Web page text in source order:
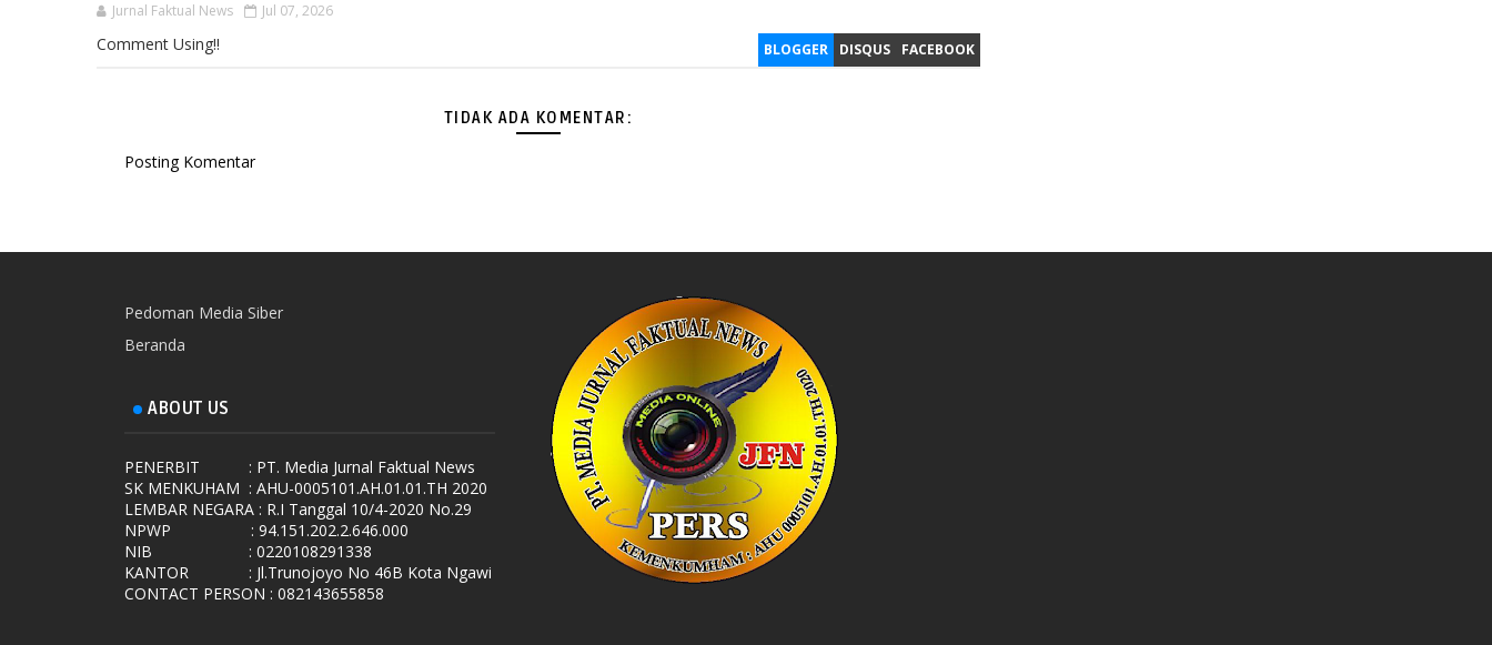
Jurnal Faktual News Jul 07, 2026
BLOGGER DISQUS FACEBOOK
Comment Using!!
TIDAK ADA KOMENTAR:
Posting Komentar
Pedoman Media Siber
Beranda
ABOUT US
PENERBIT
: PT. Media Jurnal Faktual News
SK MENKUHAM : AHU-0005101.AH.01.01.TH 2020
LEMBAR NEGARA : R.I Tanggal 10/4-2020 No.29
NPWP
: 94.151.202.2.646.000
NIB
: 0220108291338
KANTOR
: Jl.Trunojoyo No 46B Kota Ngawi
CONTACT PERSON : 082143655858